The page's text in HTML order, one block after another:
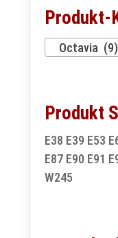
Produkt-
Octavia (9)
Produkt
E38 E39 E53
E87 E90 E91
W245